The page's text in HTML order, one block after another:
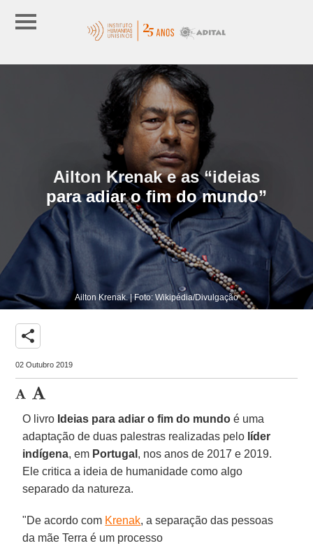
Ailton Krenak e as “ideias
para adiar o fim do mundo”
Ailton Krenak. | Foto: Wikipédia/Divulgação
share
02 Outubro 2019
O livro Ideias para adiar o fim do mundo é uma
adaptação de duas palestras realizadas pelo líder
indígena, em Portugal , nos anos de 2017 e 2019.
Ele critica a ideia de humanidade como algo
separado da natureza.
"De acordo com Krenak, a separação das pessoas
da mãe Terra é um processo